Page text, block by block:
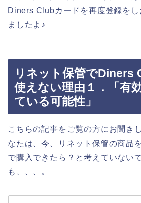
Diners Clubカードを再度登録をし
ましたよ♪
リネット保管でDiners
使えない理由１．「有
ている可能性」
こちらの記事をご覧の方にお聞き
なたは、今、リネット保管の商品
で購入できたら？と考えていない
も、、、。